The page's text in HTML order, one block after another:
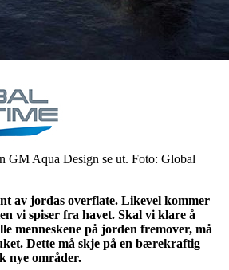
GM Aqua Design se ut. Foto: Global
av jordas overflate. Likevel kommer
vi spiser fra havet. Skal vi klare å
menneskene på jorden fremover, må
Dette må skje på en bærekraftig
nye områder.